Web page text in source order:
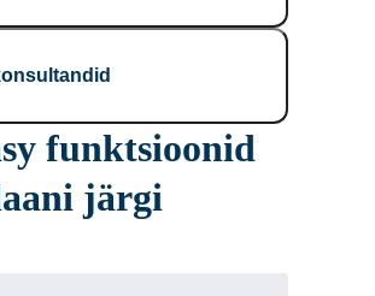
funktsioonid
järgi